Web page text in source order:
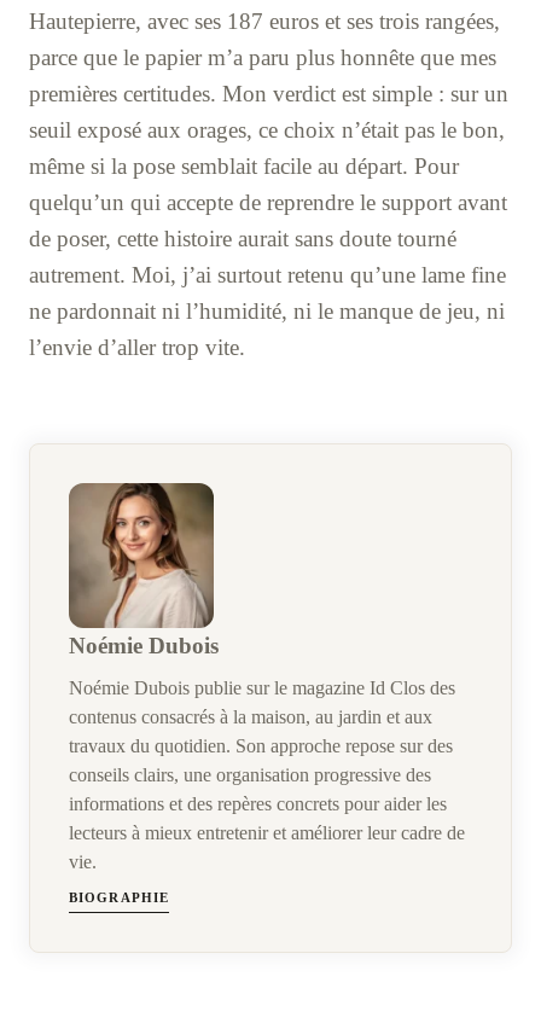
Hautepierre, avec ses 187 euros et ses trois rangées,
parce que le papier m’a paru plus honnête que mes
premières certitudes. Mon verdict est simple : sur un
seuil exposé aux orages, ce choix n’était pas le bon,
même si la pose semblait facile au départ. Pour
quelqu’un qui accepte de reprendre le support avant
de poser, cette histoire aurait sans doute tourné
autrement. Moi, j’ai surtout retenu qu’une lame fine
ne pardonnait ni l’humidité, ni le manque de jeu, ni
l’envie d’aller trop vite.
Noémie Dubois
Noémie Dubois publie sur le magazine Id Clos des
contenus consacrés à la maison, au jardin et aux
travaux du quotidien. Son approche repose sur des
conseils clairs, une organisation progressive des
informations et des repères concrets pour aider les
lecteurs à mieux entretenir et améliorer leur cadre de
vie.
BIOGRAPHIE